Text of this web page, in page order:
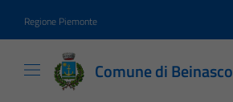
Regione Piemonte
Comune di Beinasco